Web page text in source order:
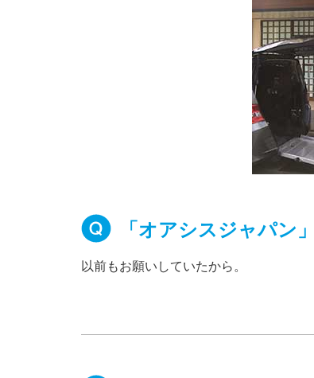
「オアシスジャパン
以前もお願いしていたから。